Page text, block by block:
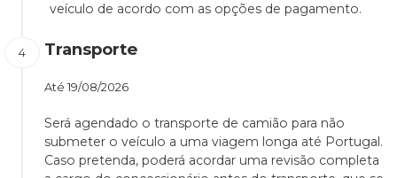
veículo de acordo com as opções de pagamento.
Transporte
Até 19/08/2026
Será agendado o transporte de camião para não
submeter o veículo a uma viagem longa até Portugal.
Caso pretenda, poderá acordar uma revisão completa